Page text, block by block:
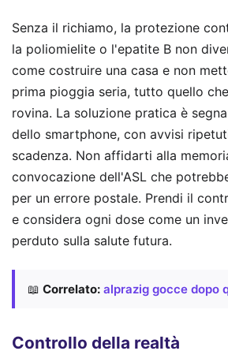
Senza il richiamo, la protezione
la poliomielite o l'epatite B non
come costruire una casa e non
prima pioggia seria, tutto quello
rovina. La soluzione pratica è
dello smartphone, con avvisi
scadenza. Non affidarti alla
convocazione dell'ASL che
per un errore postale. Prendi il
e considera ogni dose come un
perduto sulla salute futura.
📖 Correlato: alprazig gocce dopo
Controllo della realtà